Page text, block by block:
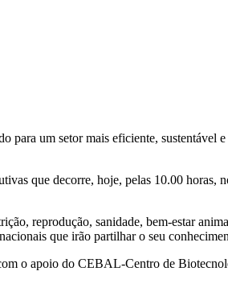
um setor mais eficiente, sustentável
que decorre, hoje, pelas 10.00 horas,
reprodução, sanidade, bem-estar
que irão partilhar o seu
o apoio do CEBAL-Centro de